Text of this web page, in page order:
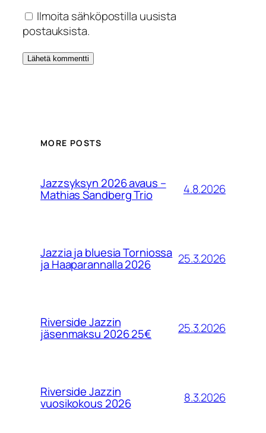
Ilmoita sähköpostilla uusista
postauksista.
MORE POSTS
Jazzsyksyn 2026 avaus –
Mathias Sandberg Trio 4.8.2026
Jazzia ja bluesia Torniossa
ja Haaparannalla 2026 25.3.2026
Riverside Jazzin
jäsenmaksu 2026 25€ 25.3.2026
Riverside Jazzin
vuosikokous 2026 8.3.2026